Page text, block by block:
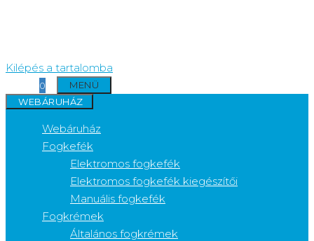
Kilépés a tartalomba
0
MENÜ
WEBÁRUHÁZ
Webáruház
Fogkefék
Elektromos fogkefék
Elektromos fogkefék kiegészítői
Manuális fogkefék
Fogkrémek
Általános fogkrémek